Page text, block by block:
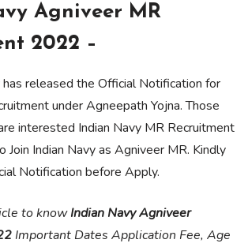
Agniveer MR
2022 –
has released the Official Notification for
under Agneepath Yojna. Those
interested Indian Navy MR Recruitment
Indian Navy as Agniveer MR. Kindly
Notification before Apply.
to knowIndian Navy Agniveer
Important Dates Application Fee, Age